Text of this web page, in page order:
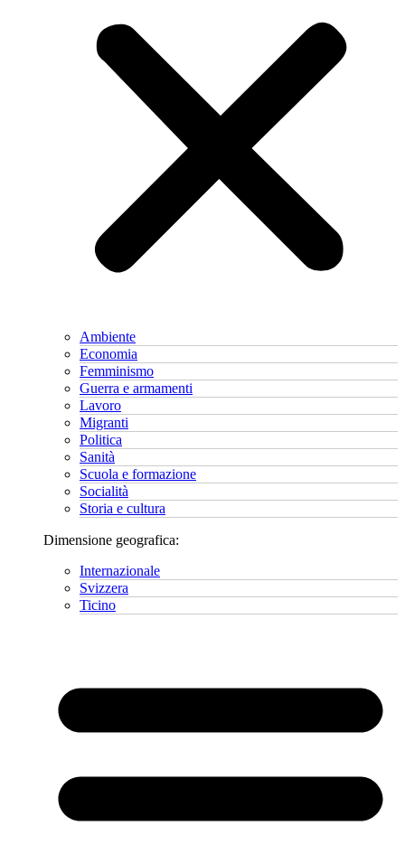
Ambiente
Economia
Femminismo
Guerra e armamenti
Lavoro
Migranti
Politica
Sanità
Scuola e formazione
Socialità
Storia e cultura
Dimensione geografica:
Internazionale
Svizzera
Ticino